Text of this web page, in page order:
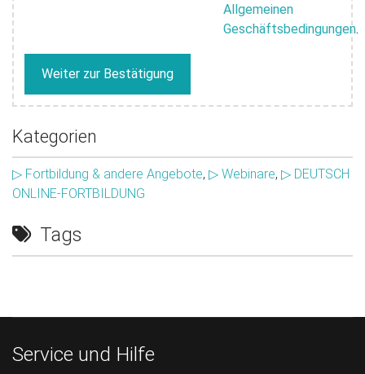
Allgemeinen
Geschäftsbedingungen.
Weiter zur Bestätigung
Kategorien
▷ Fortbildung & andere Angebote, ▷ Webinare, ▷ DEUTSCH
ONLINE-FORTBILDUNG
Tags
Service und Hilfe